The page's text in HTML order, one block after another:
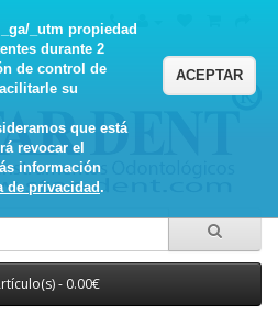
_utm propiedad
durante 2
de control de
su
que está
revocar el
información
de privacidad.
ACEPTAR
- 0.00€